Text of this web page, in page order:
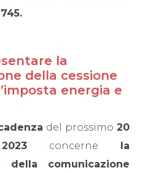
la
della cessione
energia e
del prossimo 20
concerne
la
della comunicazione